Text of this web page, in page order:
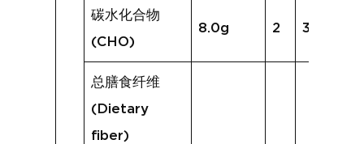
碳水化合物
(CHO)
8.0g 2 3.7g
总膳食纤维
(Dietary
fiber)